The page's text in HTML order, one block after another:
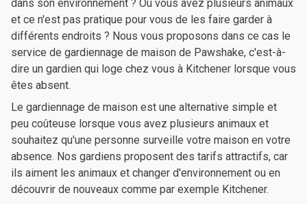
dans son environnement ? Ou vous avez plusieurs animaux
et ce n'est pas pratique pour vous de les faire garder à
différents endroits ? Nous vous proposons dans ce cas le
service de gardiennage de maison de Pawshake, c'est-à-
dire un gardien qui loge chez vous à Kitchener lorsque vous
êtes absent.
Le gardiennage de maison est une alternative simple et
peu coûteuse lorsque vous avez plusieurs animaux et
souhaitez qu'une personne surveille votre maison en votre
absence. Nos gardiens proposent des tarifs attractifs, car
ils aiment les animaux et changer d'environnement ou en
découvrir de nouveaux comme par exemple Kitchener.